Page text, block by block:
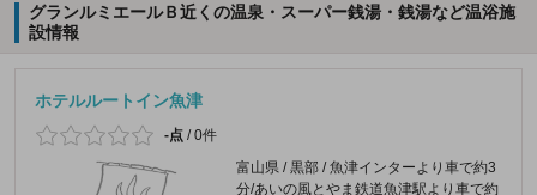
グランルミエールＢ近くの温泉・スーパー銭湯・銭湯など温浴施
設情報
ホテルルートイン魚津
-点 /0件
富山県 / 黒部 / 魚津インターより車で約3
分/あいの風とやま鉄道魚津駅より車で約